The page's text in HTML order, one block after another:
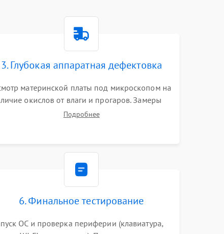
3. Глубокая аппаратная дефектовка
материнской платы под микроскопом на
окислов от влаги и прогаров. Замеры
и дежурных напряжений.
Подробнее
6. Финальное тестирование
ОС и проверка периферии (клавиатура,